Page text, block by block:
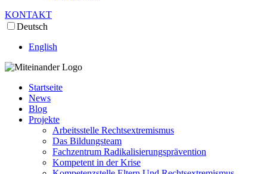
KONTAKT
Deutsch
English
Startseite
News
Blog
Projekte
Arbeitsstelle Rechtsextremismus
Das Bildungsteam
Fachzentrum Radikalisierungsprävention
Kompetent in der Krise